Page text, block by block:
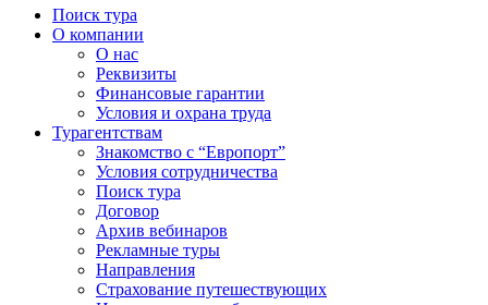
Поиск тура
О компании
О нас
Реквизиты
Финансовые гарантии
Условия и охрана труда
Турагентствам
Знакомство с “Европорт”
Условия сотрудничества
Поиск тура
Договор
Архив вебинаров
Рекламные туры
Направления
Страхование путешествующих